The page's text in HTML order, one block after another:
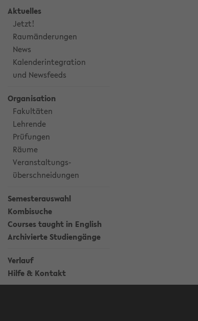
Aktuelles
Jetzt!
Raumänderungen
News
Kalenderintegration
und Newsfeeds
Organisation
Fakultäten
Lehrende
Prüfungen
Räume
Veranstaltungs-
überschneidungen
Semesterauswahl
Kombisuche
Courses taught in English
Archivierte Studiengänge
Verlauf
Hilfe & Kontakt